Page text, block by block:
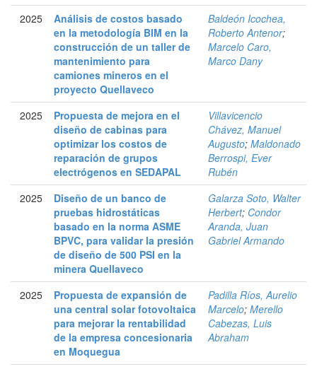
2025
Análisis de costos basado
en la metodología BIM en la
construcción de un taller de
mantenimiento para
camiones mineros en el
proyecto Quellaveco
Baldeón Icochea,
Roberto Antenor;
Marcelo Caro,
Marco Dany
2025
Propuesta de mejora en el
diseño de cabinas para
optimizar los costos de
reparación de grupos
electrógenos en SEDAPAL
Villavicencio
Chávez, Manuel
Augusto; Maldonado
Berrospi, Ever
Rubén
2025
Diseño de un banco de
pruebas hidrostáticas
basado en la norma ASME
BPVC, para validar la presión
de diseño de 500 PSI en la
minera Quellaveco
Galarza Soto, Walter
Herbert; Condor
Aranda, Juan
Gabriel Armando
2025
Propuesta de expansión de
una central solar fotovoltaica
para mejorar la rentabilidad
de la empresa concesionaria
en Moquegua
Padilla Ríos, Aurelio
Marcelo; Merello
Cabezas, Luis
Abraham